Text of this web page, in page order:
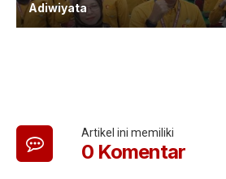
Adiwiyata
Artikel ini memiliki
0 Komentar